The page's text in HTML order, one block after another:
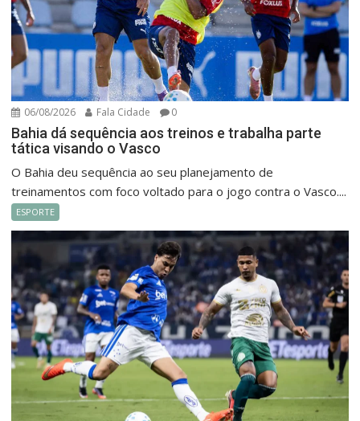
06/08/2026 Fala Cidade 0
Bahia dá sequência aos treinos e trabalha parte
tática visando o Vasco
O Bahia deu sequência ao seu planejamento de
treinamentos com foco voltado para o jogo contra o Vasco....
ESPORTE